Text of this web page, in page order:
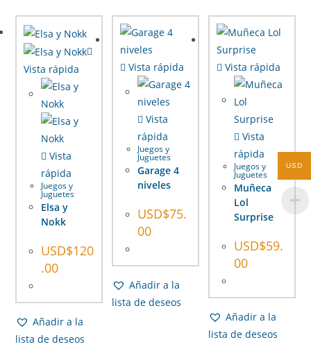
Vista rápida
Vista
rápida
Juegos y
Juguetes
Elsa y
Nokk
USD$120
.00
Añadir a la
lista de deseos
Vista rápida
Vista
rápida
Juegos y
Juguetes
Garage 4
niveles
USD$75.
00
Añadir a la
lista de deseos
Vista rápida
Vista
rápida
Juegos y
Juguetes
Muñeca
Lol
Surprise
USD$59.
00
Añadir a la
lista de deseos
USD